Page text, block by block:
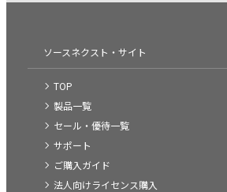
ソースネクスト・サイト
TOP
製品一覧
セール・優待一覧
サポート
ご購入ガイド
法人向けライセンス購入